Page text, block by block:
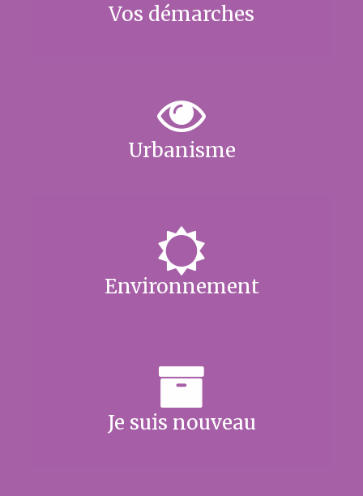
Vos démarches
Urbanisme
Environnement
Je suis nouveau